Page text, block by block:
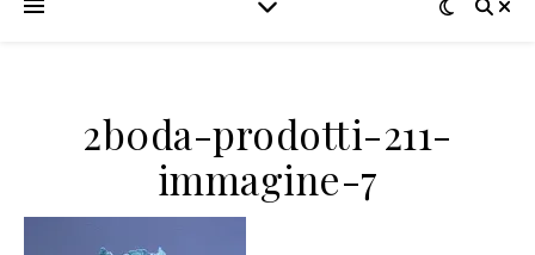
2b0da-prodotti-211-
immagine-7